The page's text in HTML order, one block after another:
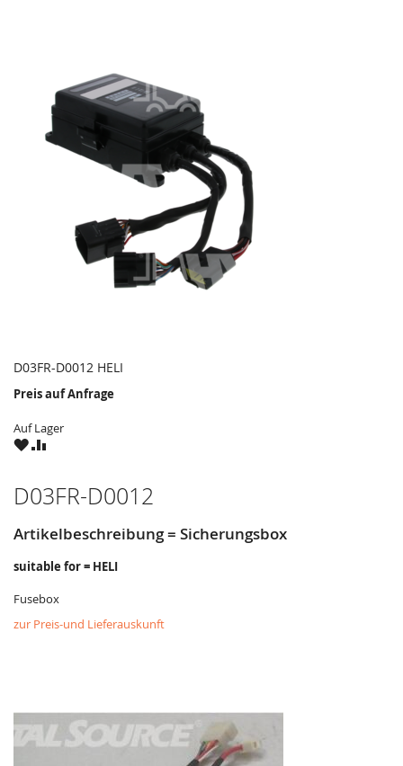
D03FR-D0012 HELI
Preis auf Anfrage
Auf Lager
ZUZU
D03FR-D0012
Artikelbeschreibung = Sicherungsbox
suitable for = HELI
Fusebox
zur Preis-und Lieferauskunft